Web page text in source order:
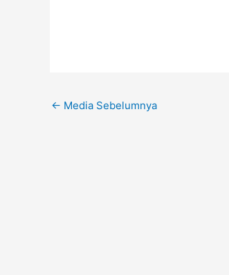
← Media Sebelumnya